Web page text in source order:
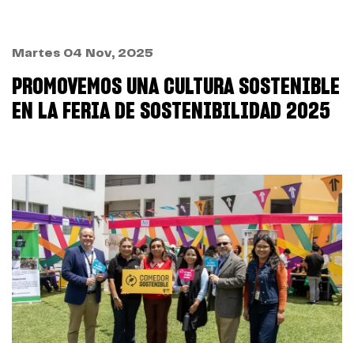
Martes 04 Nov, 2025
PROMOVEMOS UNA CULTURA SOSTENIBLE
EN LA FERIA DE SOSTENIBILIDAD 2025